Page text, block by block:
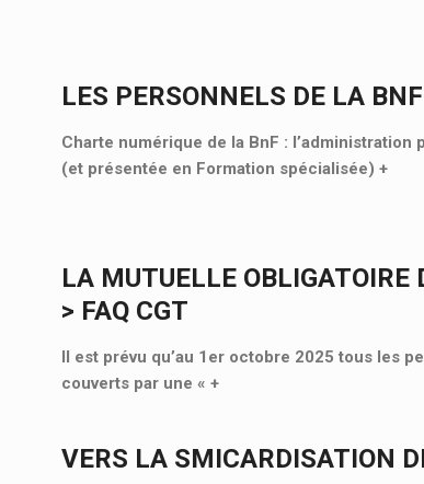
LES PERSONNELS DE LA
Charte numérique de la BnF :
(et présentée en Formation spécialisée) +
LA MUTUELLE OBLIGATOIRE
> FAQ CGT
Il est prévu qu’au 1er octobre 2025 tous les
couverts par une « +
VERS LA SMICARDISATION